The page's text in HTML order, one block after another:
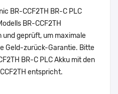
BR-CCF2TH BR-C PLC
BR-CCF2TH
geprüft, um maximale
Geld-zurück-Garantie. Bitte
BR-C PLC Akku mit den
entspricht.